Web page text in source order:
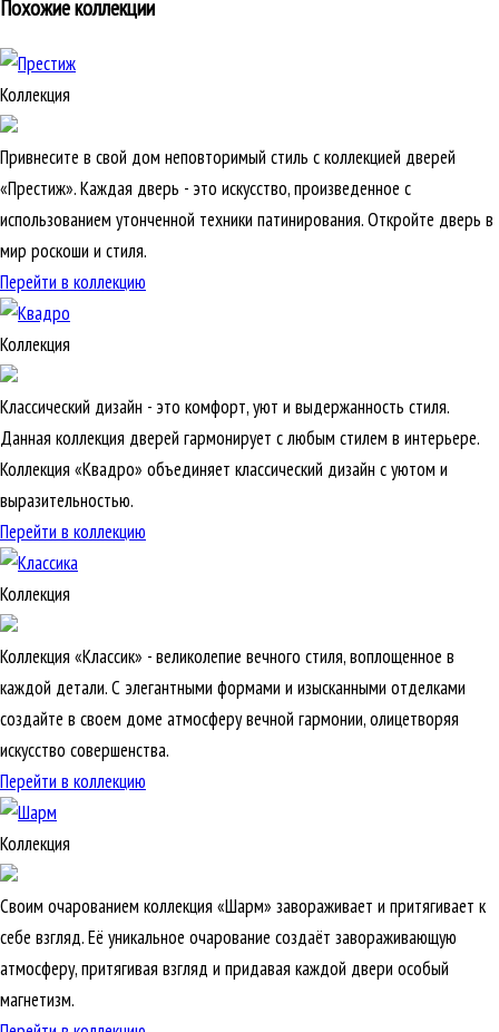
Похожие коллекции
Коллекция
Привнесите в свой дом неповторимый стиль с коллекцией дверей
«Престиж». Каждая дверь - это искусство, произведенное с
использованием утонченной техники патинирования. Откройте дверь в
мир роскоши и стиля.
Перейти в коллекцию
Коллекция
Классический дизайн - это комфорт, уют и выдержанность стиля.
Данная коллекция дверей гармонирует с любым стилем в интерьере.
Коллекция «Квадро» объединяет классический дизайн с уютом и
выразительностью.
Перейти в коллекцию
Коллекция
Коллекция «Классик» - великолепие вечного стиля, воплощенное в
каждой детали. С элегантными формами и изысканными отделками
создайте в своем доме атмосферу вечной гармонии, олицетворяя
искусство совершенства.
Перейти в коллекцию
Коллекция
Своим очарованием коллекция «Шарм» завораживает и притягивает к
себе взгляд. Её уникальное очарование создаёт завораживающую
атмосферу, притягивая взгляд и придавая каждой двери особый
магнетизм.